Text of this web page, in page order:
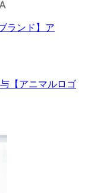
ランド】ア
【アニマルロゴ